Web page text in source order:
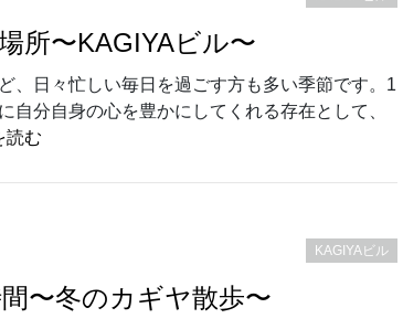
所〜KAGIYAビル〜
、日々忙しい毎日を過ごす方も多い季節です。1
分自身の心を豊かにしてくれる存在として、
読む
KAGIYAビル
〜冬のカギヤ散歩〜